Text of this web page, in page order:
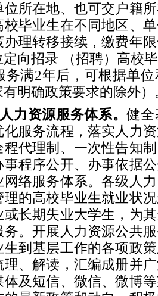
位所在地、也可交户籍
毕业生在不同地区、
理转移接续，缴费年
向招录 （招聘）高校
务满2年后，可根据单
明确政策要求的除外）
力资源服务体系。健全
服务流程，落实人力
代理制、一次性告知
程序公开、办事依据
网络服务体系。各级人
的高校毕业生就业状
长期失业大学生，为
务。开展人力资源公共
到基层工作的各项政
、解读，汇编成册并
体及短信、微信、微博